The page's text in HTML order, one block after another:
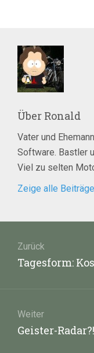
Über Ronald
Vater und
Software. Bastler
Viel zu selten
Zeige alle
Zurück
Vorheriger
Tagesform:
Weiter
Nächster
Geister-